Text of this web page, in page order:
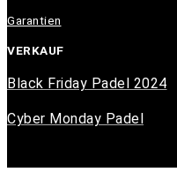
Garantien
VERKAUF
Black Friday Padel 2024
Cyber Monday Padel